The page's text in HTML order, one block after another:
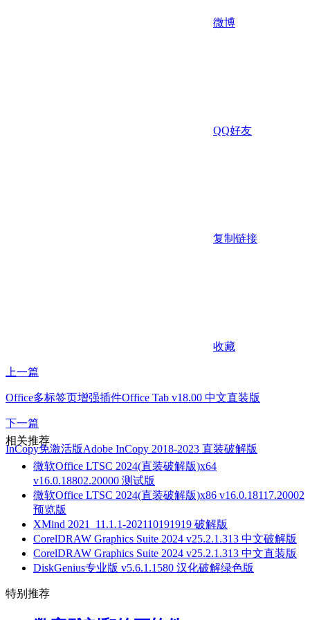
微博
QQ好友
复制链接
收藏
上一篇
Office多标签页增强插件Office Tab v18.00 中文直装版
下一篇
InCopy免激活版Adobe InCopy 2018-2023 直装破解版
相关推荐
微软Office LTSC 2024(直装破解版)x64
v16.0.18802.20000 测试版
微软Office LTSC 2024(直装破解版)x86 v16.0.18117.20002
预览版
XMind 2021_11.1.1-202110191919 破解版
CorelDRAW Graphics Suite 2024 v25.2.1.313 中文破解版
CorelDRAW Graphics Suite 2024 v25.2.1.313 中文直装版
DiskGenius专业版 v5.6.1.1580 汉化破解绿色版
特别推荐